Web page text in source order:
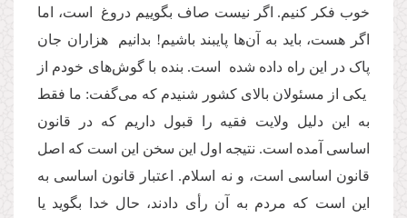
خوب فکر کنیم. اگر نیست صاف بگوییم دروغ است، اما
اگر هست، باید به آن‌ها پایبند باشیم! بدانیم هزاران جان
پاک در این راه داده شده است. بنده با گوش‌های خودم از
یکی از مسئولان بالای کشور شنیدم که می‌گفت: ما فقط
به این دلیل ولایت فقیه را قبول داریم که در قانون
اساسی آمده است. نتیجه اول این سخن این است که اصل
قانون اساسی است، و نه اسلام. اعتبار قانون اساسی به
این است ‌که مردم به آن رأی دادند، حال خدا بگوید یا